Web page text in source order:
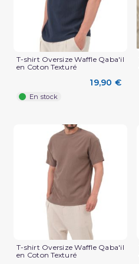
(2 avis)
T-shirt Oversize Waffle Qaba'il
en Coton Texturé
19,90 €
En stock
T-shirt Oversize Waffle Qaba'il
en Coton Texturé